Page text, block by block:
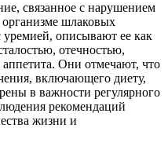
связанное с нарушением
шлаковых
описывают ее как
отечностью,
Они отмечают, что
включающего диету,
в важности регулярного
рекомендаций
жизни и